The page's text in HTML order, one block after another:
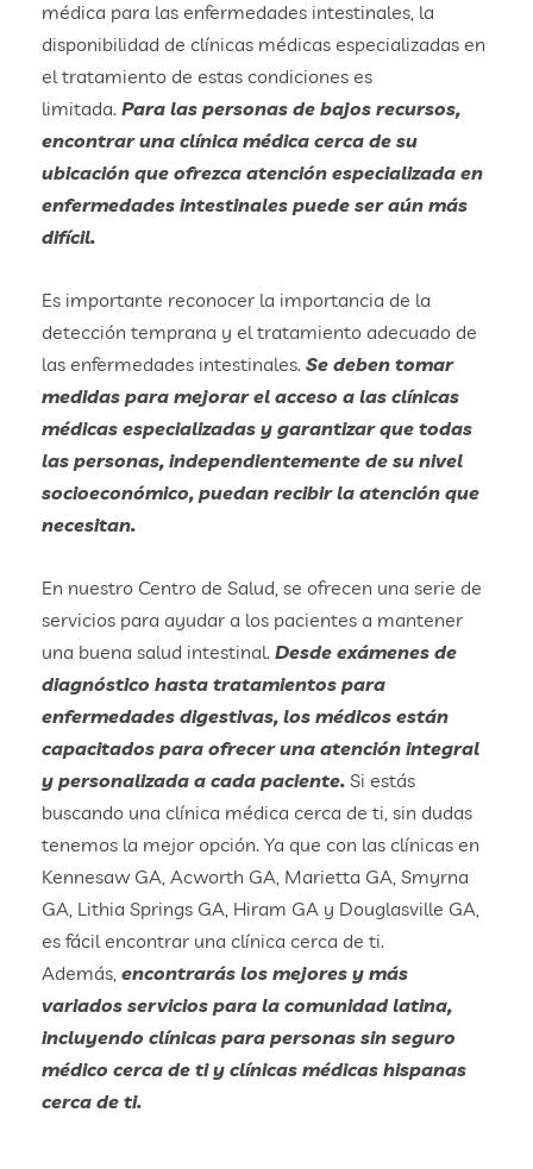
médica para las enfermedades intestinales, la
disponibilidad de clínicas médicas especializadas en
el tratamiento de estas condiciones es
limitada. Para las personas de bajos recursos,
encontrar una clínica médica cerca de su
ubicación que ofrezca atención especializada en
enfermedades intestinales puede ser aún más
difícil.
Es importante reconocer la importancia de la
detección temprana y el tratamiento adecuado de
las enfermedades intestinales. Se deben tomar
medidas para mejorar el acceso a las clínicas
médicas especializadas y garantizar que todas
las personas, independientemente de su nivel
socioeconómico, puedan recibir la atención que
necesitan.
En nuestro Centro de Salud, se ofrecen una serie de
servicios para ayudar a los pacientes a mantener
una buena salud intestinal. Desde exámenes de
diagnóstico hasta tratamientos para
enfermedades digestivas, los médicos están
capacitados para ofrecer una atención integral
y personalizada a cada paciente. Si estás
buscando una clínica médica cerca de ti, sin dudas
tenemos la mejor opción. Ya que con las clínicas en
Kennesaw GA, Acworth GA, Marietta GA, Smyrna
GA, Lithia Springs GA, Hiram GA y Douglasville GA,
es fácil encontrar una clínica cerca de ti.
Además, encontrarás los mejores y más
variados servicios para la comunidad latina,
incluyendo clínicas para personas sin seguro
médico cerca de ti y clínicas médicas hispanas
cerca de ti.